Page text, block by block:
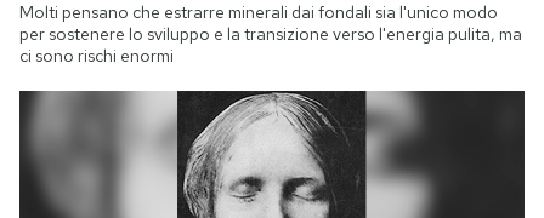
Molti pensano che estrarre minerali dai fondali sia l'unico modo
per sostenere lo sviluppo e la transizione verso l'energia pulita, ma
ci sono rischi enormi